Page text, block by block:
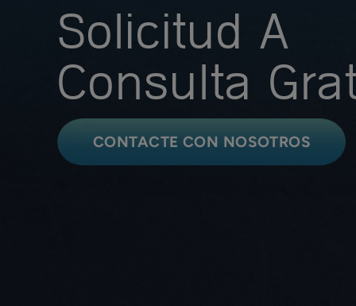
Solicitud A
Consulta
CONTACTE CON NOSOTROS